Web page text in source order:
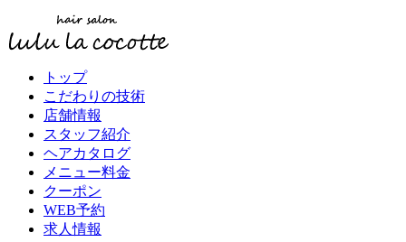
トップ
こだわりの技術
店舗情報
スタッフ紹介
ヘアカタログ
メニュー料金
クーポン
WEB予約
求人情報